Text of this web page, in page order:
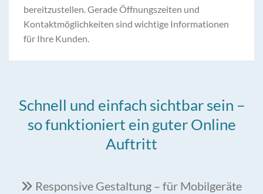
bereitzustellen. Gerade Öffnungszeiten und
Kontaktmöglichkeiten sind wichtige Informationen
für Ihre Kunden.
Schnell und einfach sichtbar sein –
so funktioniert ein guter Online
Auftritt
 Responsive Gestaltung – für Mobilgeräte